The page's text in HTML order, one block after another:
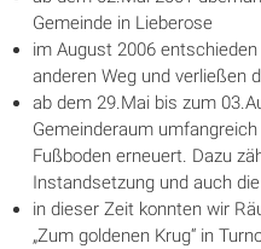
Gemeinde in Lieberose
im August 2006
anderen Weg und verließen
ab dem 29.Mai bis zum
Gemeinderaum
Fußboden erneuert. Dazu
Instandsetzung und auch
in dieser Zeit konnten wir
„Zum goldenen Krug“ in